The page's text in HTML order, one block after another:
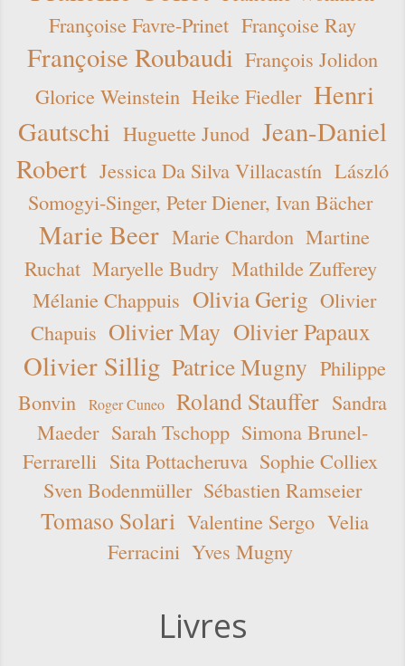
Françoise Favre-Prinet Françoise Ray
Françoise Roubaudi François Jolidon
Glorice Weinstein Heike Fiedler Henri
Gautschi Huguette Junod Jean-Daniel
Robert Jessica Da Silva Villacastín László
Somogyi-Singer, Peter Diener, Ivan Bächer
Marie Beer Marie Chardon Martine
Ruchat Maryelle Budry Mathilde Zufferey
Mélanie Chappuis Olivia Gerig Olivier
Chapuis Olivier May Olivier Papaux
Olivier Sillig Patrice Mugny Philippe
Bonvin
Roger Cuneo Roland Stauffer Sandra
Maeder Sarah Tschopp Simona Brunel-
Ferrarelli Sita Pottacheruva Sophie Colliex
Sven Bodenmüller Sébastien Ramseier
Tomaso Solari Valentine Sergo Velia
Ferracini Yves Mugny
Livres